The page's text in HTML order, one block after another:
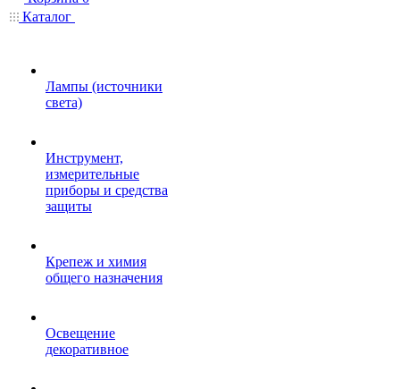
Каталог
Лампы (источники
света)
Инструмент,
измерительные
приборы и средства
защиты
Крепеж и химия
общего назначения
Освещение
декоративное